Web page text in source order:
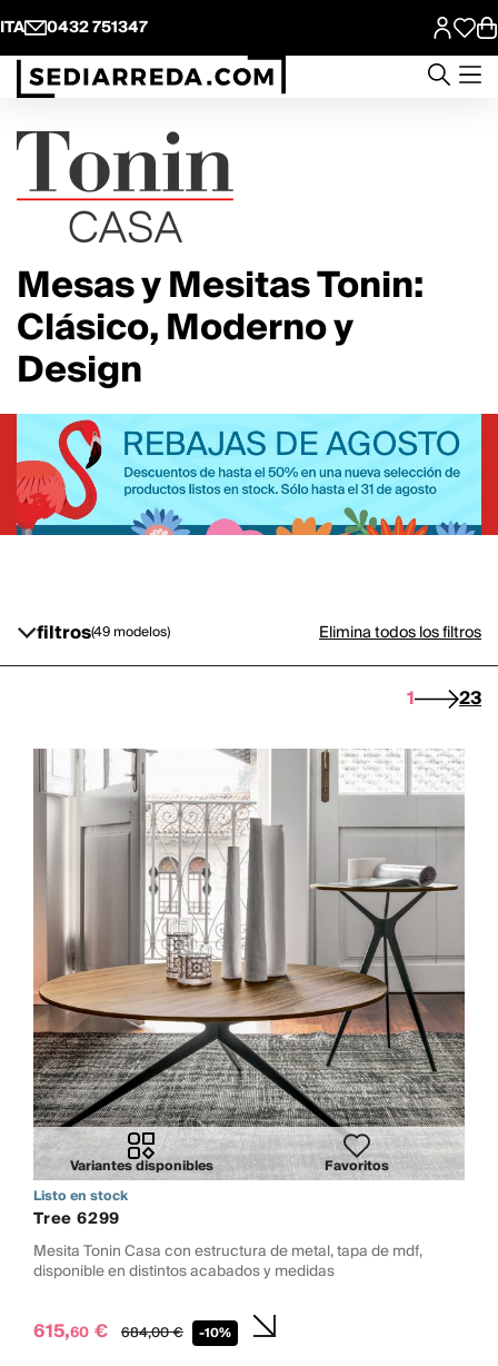
ITA 0432 751347
Mesas y Mesitas Tonin:
Clásico, Moderno y
Design
filtros(49 modelos) Elimina todos los filtros
1 23
Variantes disponibles
Favoritos
Listo en stock
Tree 6299
Mesita Tonin Casa con estructura de metal, tapa de mdf,
disponible en distintos acabados y medidas
615,60 € 684,00€ -10%